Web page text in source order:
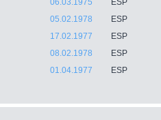
06.03.1975
ESP
05.02.1978
ESP
17.02.1977
ESP
08.02.1978
ESP
01.04.1977 ESP